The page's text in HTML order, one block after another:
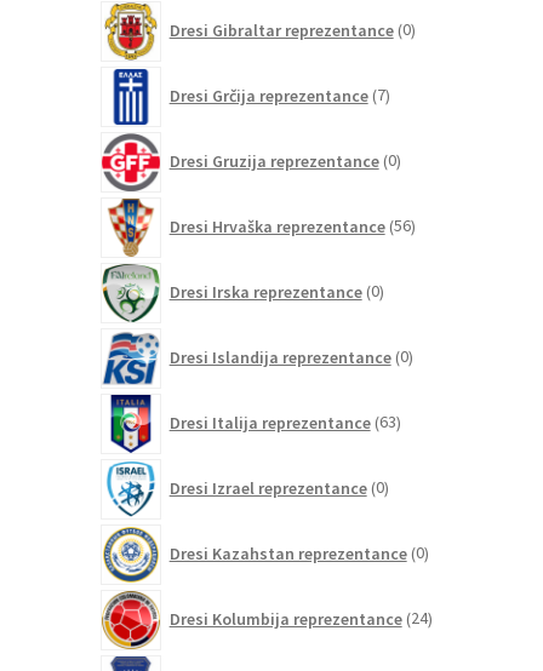
Dresi Gibraltar reprezentance 0izdelkov
Dresi Grčija reprezentance 7izdelkov
Dresi Gruzija reprezentance 0izdelkov
Dresi Hrvaška reprezentance 56izdelkov
Dresi Irska reprezentance 0izdelkov
Dresi Islandija reprezentance 0izdelkov
Dresi Italija reprezentance 63izdelkov
Dresi Izrael reprezentance 0izdelkov
Dresi Kazahstan reprezentance 0izdelkov
Dresi Kolumbija reprezentance 24izdelkov